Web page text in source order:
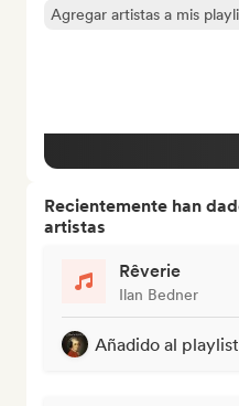
Agregar artistas a mis
Recientemente han
artistas
Rêverie
Ilan Bedner
Añadido al playlist